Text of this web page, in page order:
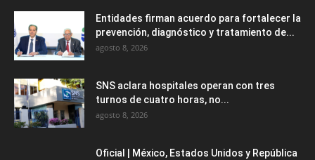
Entidades firman acuerdo para fortalecer la
prevención, diagnóstico y tratamiento de...
agosto 8, 2026
SNS aclara hospitales operan con tres
turnos de cuatro horas, no...
agosto 8, 2026
Oficial | México, Estados Unidos y República